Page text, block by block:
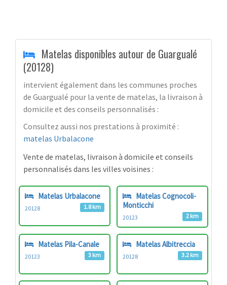
Matelas disponibles autour de Guargualé
(20128)
intervient également dans les communes proches
de Guargualé pour la vente de matelas, la livraison à
domicile et des conseils personnalisés :
Consultez aussi nos prestations à proximité :
matelas Urbalacone
Vente de matelas, livraison à domicile et conseils
personnalisés dans les villes voisines :
Matelas Urbalacone
20128 1.8 km
Matelas Cognocoli-
Monticchi
20123 2 km
Matelas Pila-Canale
20123 3 km
Matelas Albitreccia
20128 3.2 km